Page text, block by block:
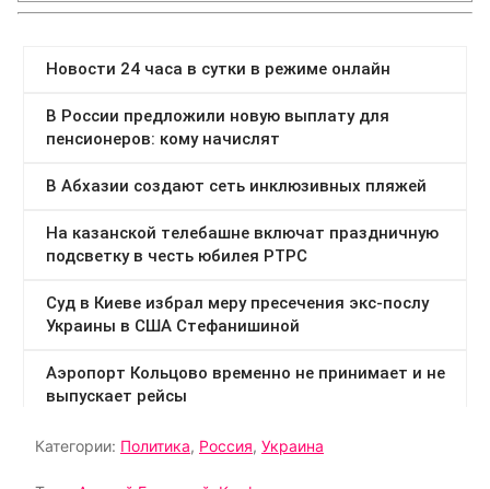
Категории: Политика, Россия, Украина